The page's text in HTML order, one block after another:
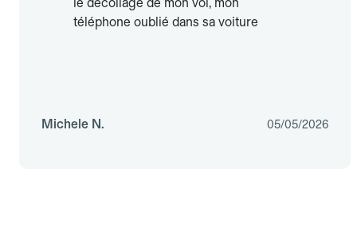
téléphone oublié dans sa voiture
Michele N. 05/05/2026